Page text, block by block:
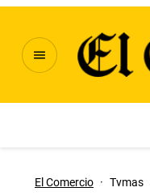
El Comercio · Tvmas